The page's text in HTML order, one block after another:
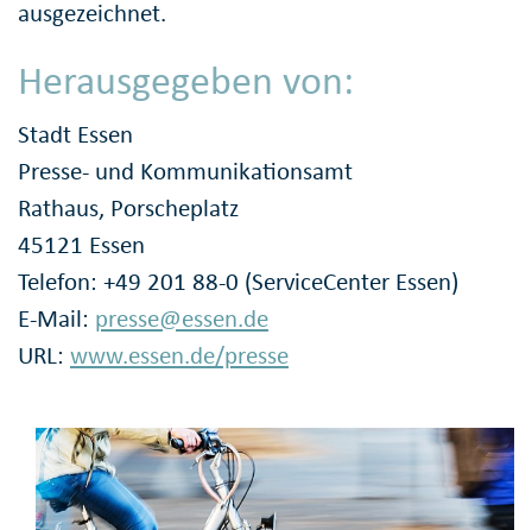
ausgezeichnet.
Herausgegeben von:
Stadt Essen
Presse- und Kommunikationsamt
Rathaus, Porscheplatz
45121 Essen
Telefon: +49 201 88-0 (ServiceCenter Essen)
E-Mail: presse@essen.de
URL: www.essen.de/presse